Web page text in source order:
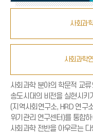
사회과
사회과학
사회과학 분야의 학문적 교
송도시대의 비전을 실현시
(지역사회연구소, HRD 연구
위기관리 연구센터)를 통합
사회과학 전반을 아우르는